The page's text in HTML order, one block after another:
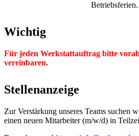
Betriebsferien.
Wichtig
Für jeden Werkstattauftrag bitte
vereinbaren.
Stellenanzeige
Zur Verstärkung unseres Teams suchen
einen neuen Mitarbeiter (m/w/d) in